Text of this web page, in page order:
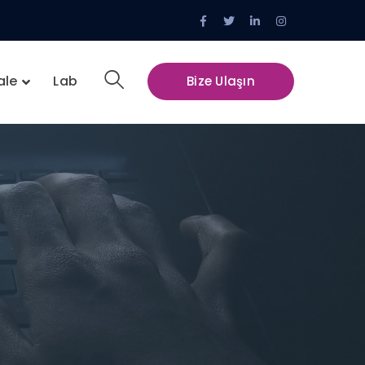
Facebook
Profile
Twitter
Profile
LinkedIn
Profile
Instagram
Profile
Bize Ulaşın
Lab